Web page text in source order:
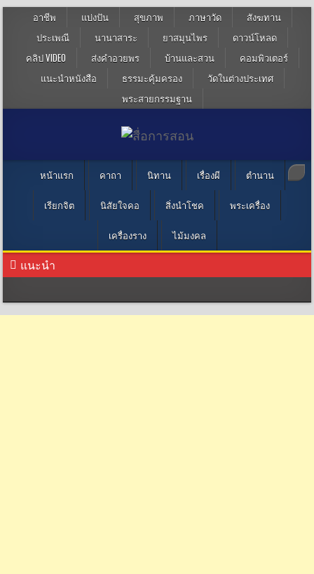
อาชีพ แบ่งปัน สุขภาพ ภาษาวัด
สังฆทาน
ประเพณี
นานาสาระ ยาสมุนไพร
ดาวน์โหลด
คลิป VIDEO
ส่งคำอวยพร บ้านและสวน
คอมพิวเตอร์
แนะนำหนังสือ
ธรรมะคุ้มครอง
วัดในต่างประเทศ
พระสายกรรมฐาน
หน้าแรก คาถา นิทาน เรื่องผี ตำนาน
เรียกจิต นิสัยใจคอ สิ่งนำโชค พระเครื่อง
เครื่องราง ไม้มงคล
แนะนำ